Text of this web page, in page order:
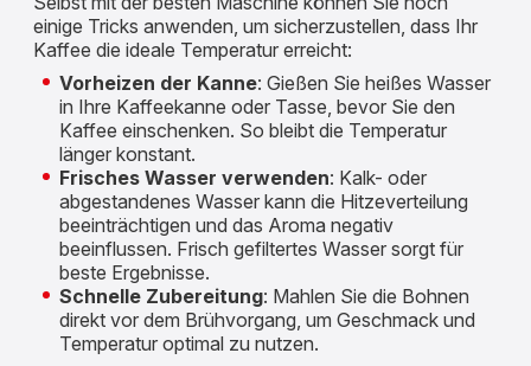
einige Tricks anwenden, um sicherzustellen, dass Ihr
Kaffee die ideale Temperatur erreicht:
Vorheizen der Kanne: Gießen Sie heißes Wasser
in Ihre Kaffeekanne oder Tasse, bevor Sie den
Kaffee einschenken. So bleibt die Temperatur
länger konstant.
Frisches Wasser verwenden: Kalk- oder
abgestandenes Wasser kann die Hitzeverteilung
beeinträchtigen und das Aroma negativ
beeinflussen. Frisch gefiltertes Wasser sorgt für
beste Ergebnisse.
Schnelle Zubereitung: Mahlen Sie die Bohnen
direkt vor dem Brühvorgang, um Geschmack und
Temperatur optimal zu nutzen.